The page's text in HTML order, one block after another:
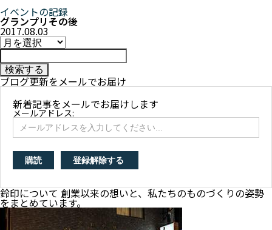
イベントの記録
グランプリその後
2017.08.03
ブログ更新をメールでお届け
新着記事をメールでお届けします
メールアドレス:
鈴印について 創業以来の想いと、私たちのものづくりの姿勢
をまとめています。